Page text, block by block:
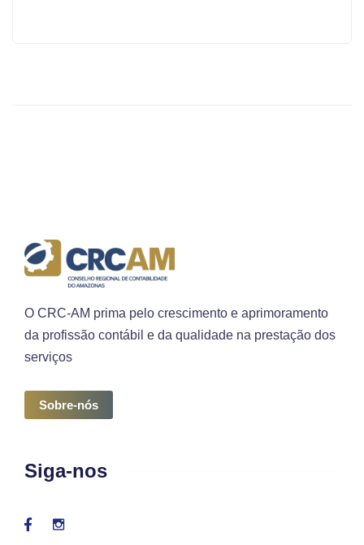
O CRC-AM prima pelo crescimento e aprimoramento
da profissão contábil e da qualidade na prestação dos
serviços
Sobre-nós
Siga-nos